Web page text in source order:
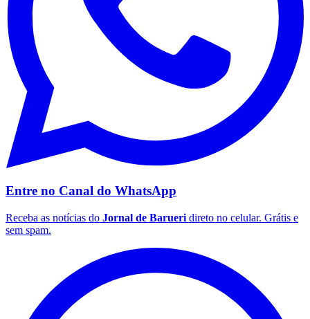
Vasco
Entre no Canal do WhatsApp
Receba as notícias do Jornal de Barueri direto no celular. Grátis e
sem spam.